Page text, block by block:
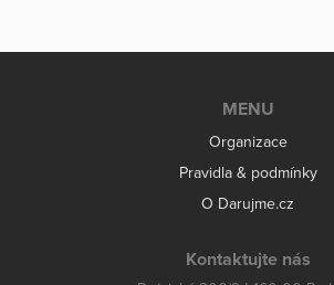
MENU
Organizace
Pravidla & podmínky
O Darujme.cz
Kontaktujte nás